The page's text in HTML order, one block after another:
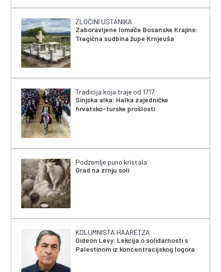
ZLOČINI USTANIKA
Zaboravljene lomače Bosanske Krajine:
Tragična sudbina župe Krnjeuša
Tradicija koja traje od 1717.
Sinjska alka: Halka zajedničke
hrvatsko-turske prošlosti
Podzemlje puno kristala
Grad na zrnju soli
KOLUMNISTA HAARETZA
Gideon Levy: Lekcija o solidarnosti s
Palestinom iz koncentracijskog logora